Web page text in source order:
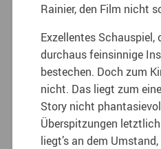
Rainier, den Film nicht
Exzellentes Schauspiel,
durchaus feinsinnige
bestechen. Doch zum
nicht. Das liegt zum
Story nicht
Überspitzungen
liegt’s an dem